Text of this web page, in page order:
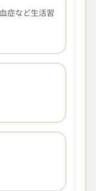
症など生活習